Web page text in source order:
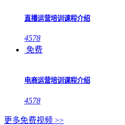
直播运营培训课程介绍
4578
免费
电商运营培训课程介绍
4578
更多免费视频 >>